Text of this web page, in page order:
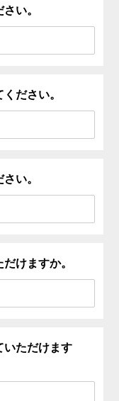
い。
ださい。
い。
けますか。
いただけます